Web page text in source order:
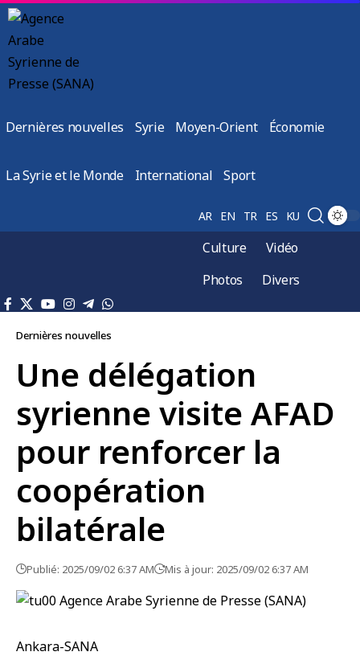
Dernières nouvelles Syrie Moyen-Orient Économie
La Syrie et le Monde International Sport
AR EN TR ES KU
Culture
Vidéo
Photos
Divers
Dernières nouvelles
Une délégation
syrienne visite AFAD
pour renforcer la
coopération
bilatérale
Publié: 2025/09/02 6:37 AM Mis à jour: 2025/09/02 6:37 AM
Ankara-SANA